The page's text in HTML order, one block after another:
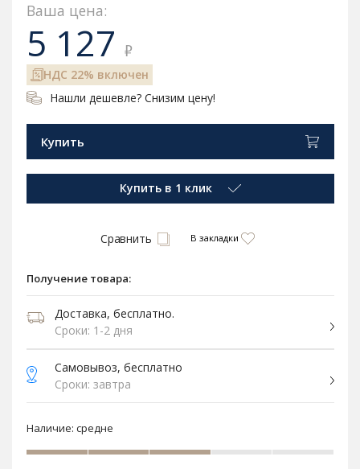
Ваша цена:
5 127 ₽
НДС 22% включен
Нашли дешевле? Снизим цену!
Купить
Купить в 1 клик
Сравнить В закладки
Получение товара:
Доставка, бесплатно.
Сроки: 1-2 дня
Самовывоз, бесплатно
Сроки: завтра
Наличие: средне